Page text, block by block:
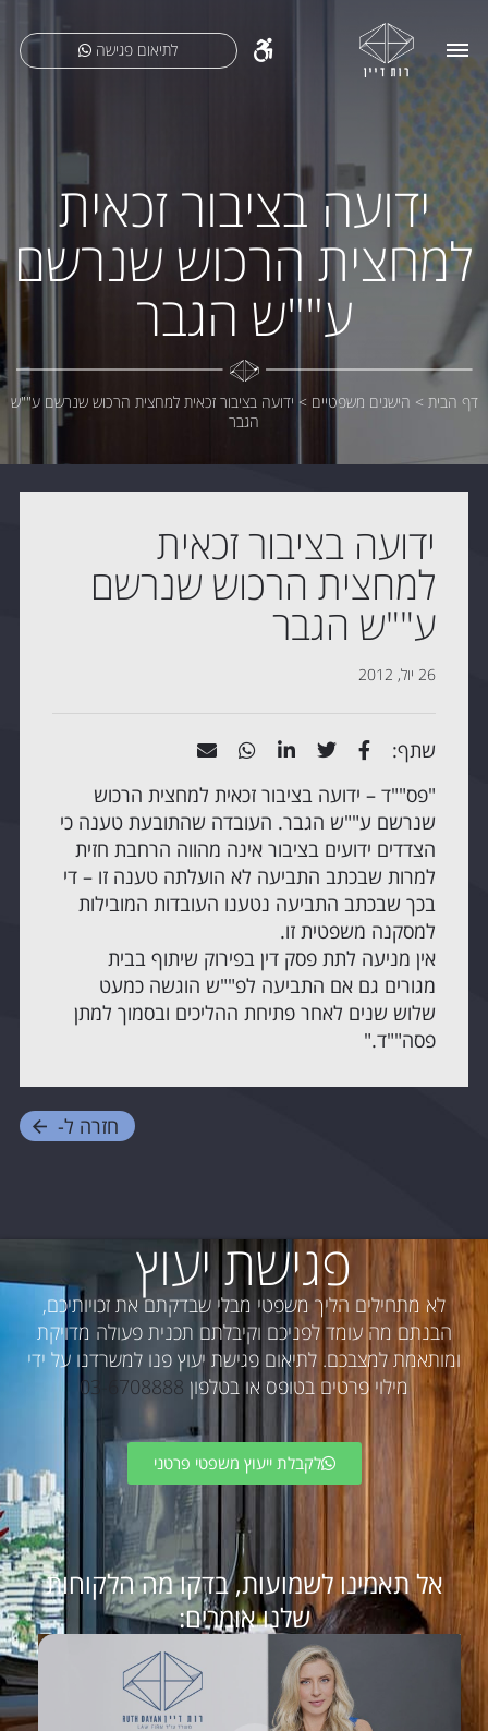
לתיאום פגישה
ידועה בציבור זכאית
למחצית הרכוש שנרשם
ע""ש הגבר
דף הבית > הישגים משפטיים > ידועה בציבור זכאית למחצית הרכוש שנרשם ע""ש
הגבר
ידועה בציבור זכאית
למחצית הרכוש שנרשם
ע""ש הגבר
26 יול, 2012
שתף:
"פס""ד – ידועה בציבור זכאית למחצית הרכוש
שנרשם ע""ש הגבר. העובדה שהתובעת טענה כי
הצדדים ידועים בציבור אינה מהווה הרחבת חזית
למרות שבכתב התביעה לא הועלתה טענה זו – די
בכך שבכתב התביעה נטענו העובדות המובילות
למסקנה משפטית זו.
אין מניעה לתת פסק דין בפירוק שיתוף בבית
מגורים גם אם התביעה לפ""ש הוגשה כמעט
שלוש שנים לאחר פתיחת ההליכים ובסמוך למתן
פסה""ד."
חזרה ל-
פגישת יעוץ
לא מתחילים הליך משפטי מבלי שבדקתם את זכויותיכם,
הבנתם מה עומד לפניכם וקיבלתם תכנית פעולה מדויקת
ומותאמת למצבכם. לתיאום פגישת יעוץ פנו למשרדנו על ידי
מילוי פרטים בטופס או בטלפון 03-6708888
לקבלת ייעוץ משפטי פרטני
אל תאמינו לשמועות, בדקו מה הלקוחות
שלנו אומרים: